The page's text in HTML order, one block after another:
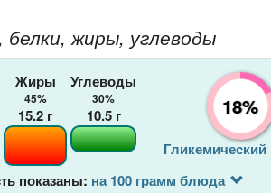
жиры, углеводы
Жиры
45%
15.2 г
Углеводы
30%
10.5г 18%
Гликемический
показаны: на 100 грамм блюда